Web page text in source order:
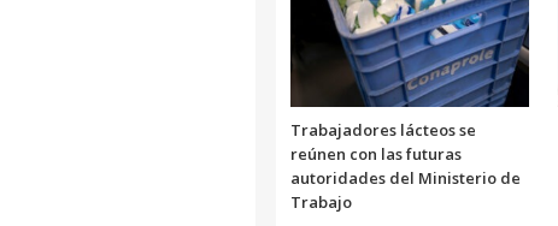
Trabajadores lácteos se
reúnen con las futuras
autoridades del Ministerio de
Trabajo